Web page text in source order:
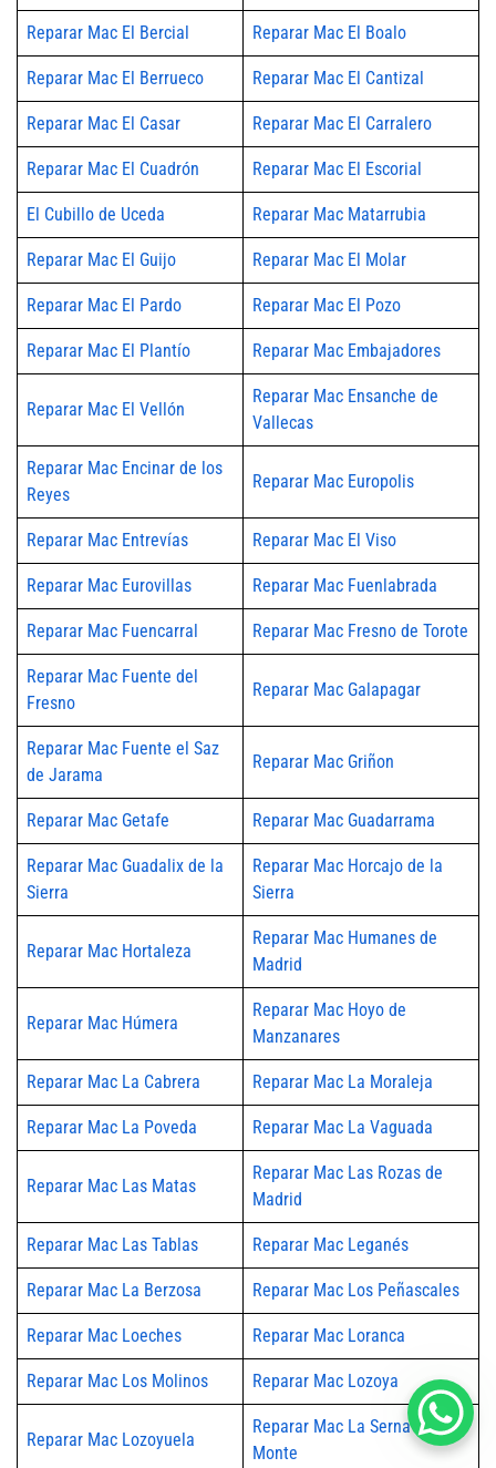
Reparar Mac El Bercial Reparar Mac El Boalo
Reparar Mac El Berrueco Reparar Mac El Cantizal
Reparar Mac El Casar Reparar Mac El Carralero
Reparar Mac El Cuadrón Reparar Mac El Escorial
El Cubillo de Uceda Reparar Mac Matarrubia
Reparar Mac El Guijo Reparar Mac El Molar
Reparar Mac El Pardo Reparar Mac El Pozo
Reparar Mac El Plantío Reparar Mac Embajadores
Reparar Mac El Vellón
Reparar Mac Ensanche de
Vallecas
Reparar Mac Encinar de los
Reyes
Reparar Mac Europolis
Reparar Mac Entrevías Reparar Mac El Viso
Reparar Mac Eurovillas Reparar Mac Fuenlabrada
Reparar Mac Fuencarral Reparar Mac Fresno de Torote
Reparar Mac Fuente del
Fresno
Reparar Mac Galapagar
Reparar Mac Fuente el Saz
de Jarama
Reparar Mac Griñon
Reparar Mac Getafe Reparar Mac Guadarrama
Reparar Mac Guadalix de la
Sierra
Reparar Mac Horcajo de la
Sierra
Reparar Mac Hortaleza
Reparar Mac Humanes de
Madrid
Reparar Mac Húmera
Reparar Mac Hoyo de
Manzanares
Reparar Mac La Cabrera Reparar Mac La Moraleja
Reparar Mac La Poveda Reparar Mac La Vaguada
Reparar Mac Las Matas
Reparar Mac Las Rozas de
Madrid
Reparar Mac Las Tablas Reparar Mac Leganés
Reparar Mac La Berzosa Reparar Mac Los Peñascales
Reparar Mac Loeches Reparar Mac Loranca
Reparar Mac Los Molinos Reparar Mac Lozoya
Reparar Mac Lozoyuela
Reparar Mac La Serna del
Monte